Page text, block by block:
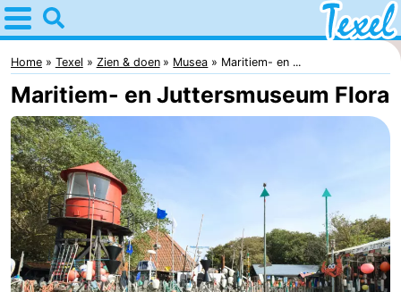
Home
Texel
Tips
Voor
kinderen
Dorpen
-
Den
-
Home Texel Zien & doen Musea Maritiem- en ...
Maritiem- en Juttersmuseum Flora